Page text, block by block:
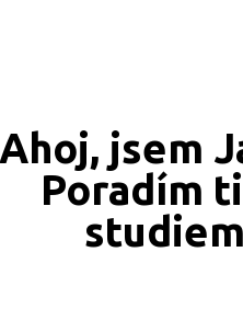
Ahoj, jsem
Poradím